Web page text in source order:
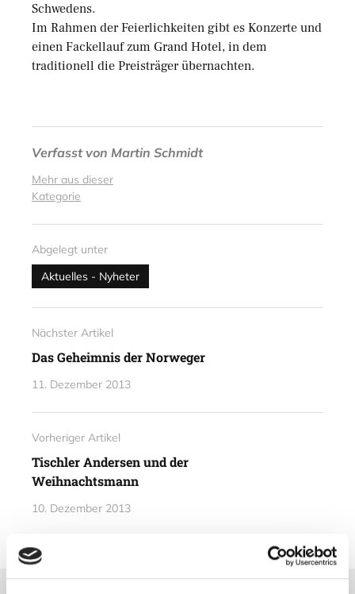
Schwedens.
Im Rahmen der Feierlichkeiten gibt es Konzerte und
einen Fackellauf zum Grand Hotel, in dem
traditionell die Preisträger übernachten.
Verfasst von Martin Schmidt
Mehr aus dieser
Kategorie
Abgelegt unter
Aktuelles - Nyheter
Nächster Artikel
Das Geheimnis der Norweger
11. Dezember 2013
Vorheriger Artikel
Tischler Andersen und der
Weihnachtsmann
10. Dezember 2013